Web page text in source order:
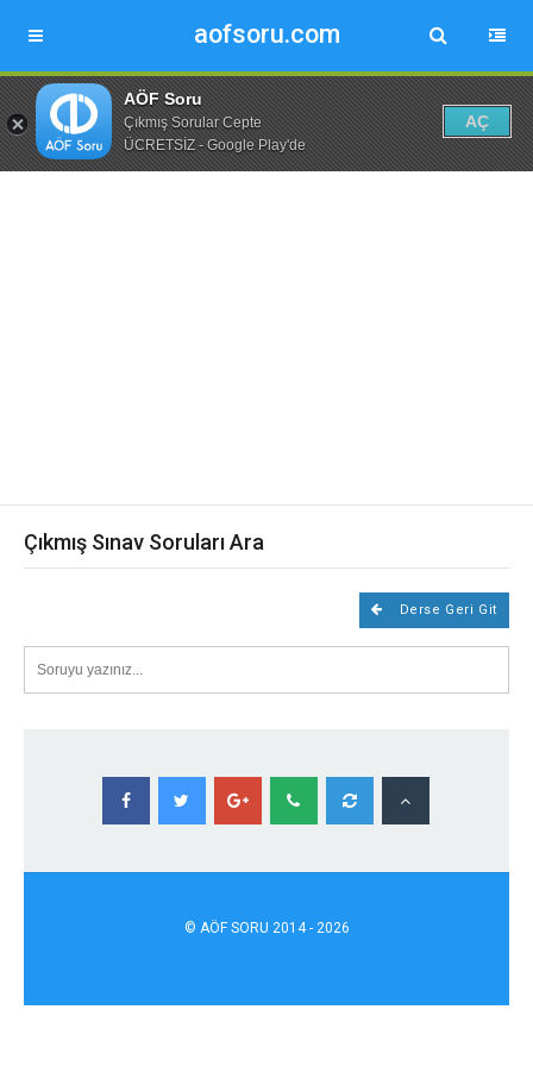
aofsoru.com
AÖF Soru
Çıkmış Sorular Cepte
ÜCRETSİZ - Google Play'de
AÇ
Çıkmış Sınav Soruları Ara
Derse Geri Git
© AÖFSORU 2014 - 2026